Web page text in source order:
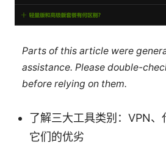
Parts of this article were
assistance. Please double-
before relying on them.
了解三大工具类别：VPN、
它们的优劣